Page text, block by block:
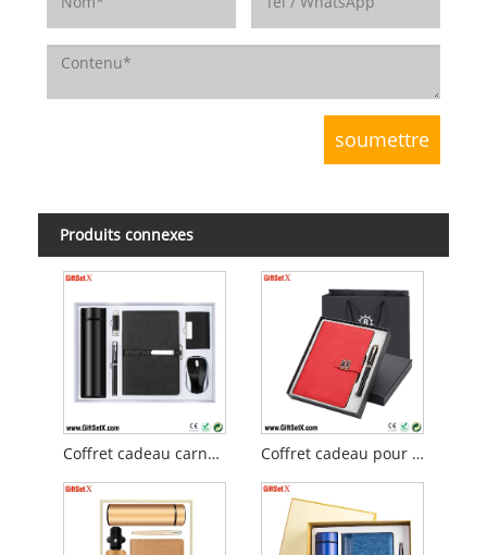
Produits connexes
Coffret cadeau carnet d'entreprise Coffret cadeau pour carnet de notes et stylos